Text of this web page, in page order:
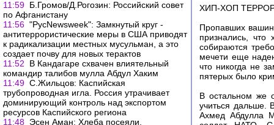
11:59 Б.Громов/Д.Рогозин: Российский совет
по Афганистану
11:56 "РусNewsweek": Замкнутый круг -
антитеррористические меры в США приводят
к радикализации местных мусульман, а это
создает почву для новых терактов
11:52
В Кандагаре схвачен влиятельный
командир талибов мулла Абдул Хаким
11:49 С.Жильцов: Каспийская
трубопроводная игла. Россия утрачивает
доминирующий контроль над экспортом
ресурсов Каспийского региона
11:48 Эсен Аман: Хлеба посеяли,
ХИП-ХОП
Пропавших
признались, что
собираются
мечети еще
что никогда не
пятерых было
В остальном же
учиться дальше.
Ахмед Абдулла